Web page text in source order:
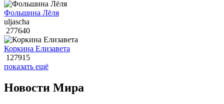
Фольшина Лёля
uljascha
277640
Коркина Елизавета
127915
показать ещё
Новости Мира